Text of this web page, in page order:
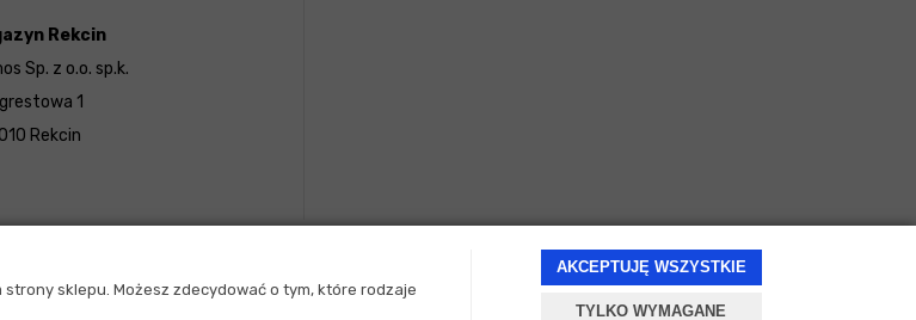
sklepu. Możesz zdecydować o tym, które rodzaje
AKCEPTUJĘ WSZYSTKIE
TYLKO WYMAGANE
Rekcin
Sp. z o.o. sp.k.
1
Rekcin